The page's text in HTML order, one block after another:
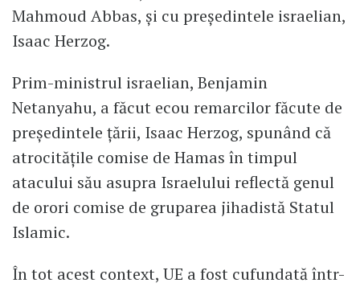
Mahmoud Abbas, și cu președintele israelian,
Isaac Herzog.
Prim-ministrul israelian, Benjamin
Netanyahu, a făcut ecou remarcilor făcute de
președintele țării, Isaac Herzog, spunând că
atrocitățile comise de Hamas în timpul
atacului său asupra Israelului reflectă genul
de orori comise de gruparea jihadistă Statul
Islamic.
În tot acest context, UE a fost cufundată într-